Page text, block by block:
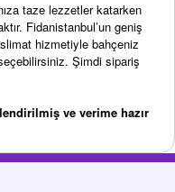
taze lezzetler katarken
Fidanistanbul’un geniş
hizmetiyle bahçeniz
Şimdi sipariş
ve verime hazır